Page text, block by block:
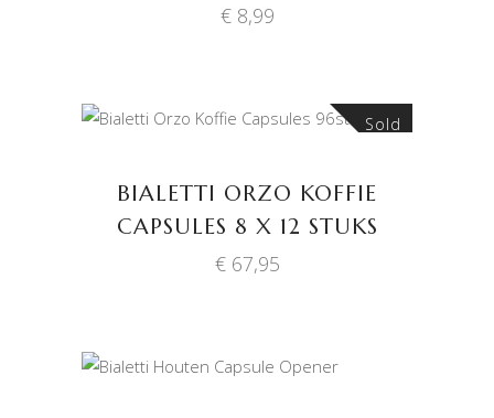
€8,99
Sold
BIALETTI ORZO KOFFIE
CAPSULES 8 X 12 STUKS
€67,95